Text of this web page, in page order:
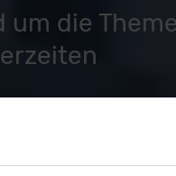
die